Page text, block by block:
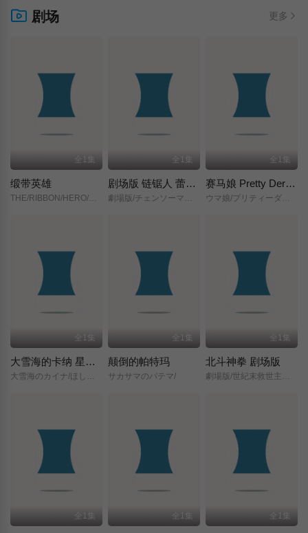
剧场 更多
全1集
缎带英雄
全1集
剧场版 链锯人 蕾塞篇(正式版)
全1集
赛马娘 Pretty Derby 新时代之门
全1集
大雪海的卡纳 星之贤者
大雪海のカイナ/ほしのけんじゃ/
全1集
颠倒的帕特玛
サカサマのパテマ/
全1集
北斗神拳 剧场版
劇場版/世紀末救世主伝説/北斗の拳/
全1集 全1集 全1集